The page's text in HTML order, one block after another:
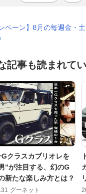
ンペーン】8月の毎週金・
記事も読まれて
Gクラスカブリオレを
”が注目する、幻のG
新たな楽しみ方とは？
グーネット